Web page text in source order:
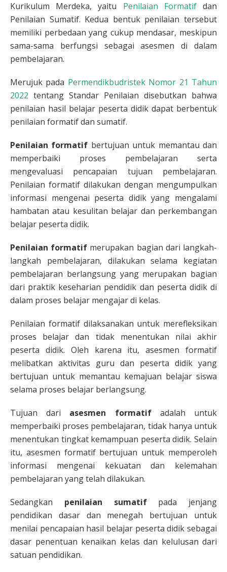
Kurikulum Merdeka, yaitu Penilaian Formatifdan
Penilaian Sumatif. Kedua bentuk penilaian tersebut
memiliki perbedaan yang cukup mendasar, meskipun
sama-sama berfungsi sebagai asesmen di dalam
pembelajaran.
Merujuk pada Permendikbudristek Nomor 21 Tahun
2022 tentang Standar Penilaian disebutkan bahwa
penilaian hasil belajar peserta didik dapat berbentuk
penilaian formatif dan sumatif.
Penilaian formatif bertujuan untuk memantau dan
memperbaiki proses pembelajaran serta
mengevaluasi pencapaian tujuan pembelajaran.
Penilaian formatif dilakukan dengan mengumpulkan
informasi mengenai peserta didik yang mengalami
hambatan atau kesulitan belajar dan perkembangan
belajar peserta didik.
Penilaian formatif merupakan bagian dari langkah-
langkah pembelajaran, dilakukan selama kegiatan
pembelajaran berlangsung yang merupakan bagian
dari praktik keseharian pendidik dan peserta didik di
dalam proses belajar mengajar di kelas.
Penilaian formatif dilaksanakan untuk merefleksikan
proses belajar dan tidak menentukan nilai akhir
peserta didik. Oleh karena itu, asesmen formatif
melibatkan aktivitas guru dan peserta didik yang
bertujuan untuk memantau kemajuan belajar siswa
selama proses belajar berlangsung.
Tujuan dari asesmen formatifadalah untuk
memperbaiki proses pembelajaran, tidak hanya untuk
menentukan tingkat kemampuan peserta didik. Selain
itu, asesmen formatif bertujuan untuk memperoleh
informasi mengenai kekuatan dan kelemahan
pembelajaran yang telah dilakukan.
Sedangkan penilaian sumatifpada jenjang
pendidikan dasar dan menegah bertujuan untuk
menilai pencapaian hasil belajar peserta didik sebagai
dasar penentuan kenaikan kelas dan kelulusan dari
satuan pendidikan.